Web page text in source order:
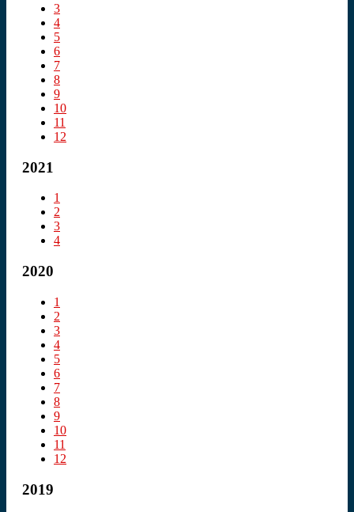
3
4
5
6
7
8
9
10
11
12
2021
1
2
3
4
2020
1
2
3
4
5
6
7
8
9
10
11
12
2019